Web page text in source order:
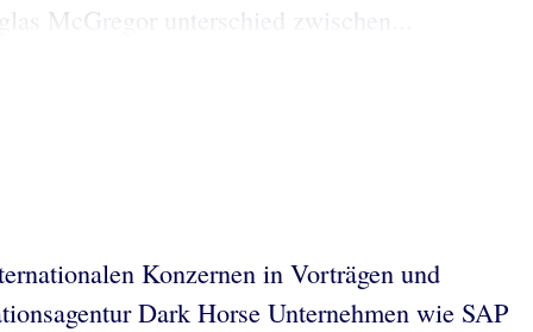
McGregor unterschied zwischen...
Konzernen in Vorträgen und
Dark Horse Unternehmen wie SAP